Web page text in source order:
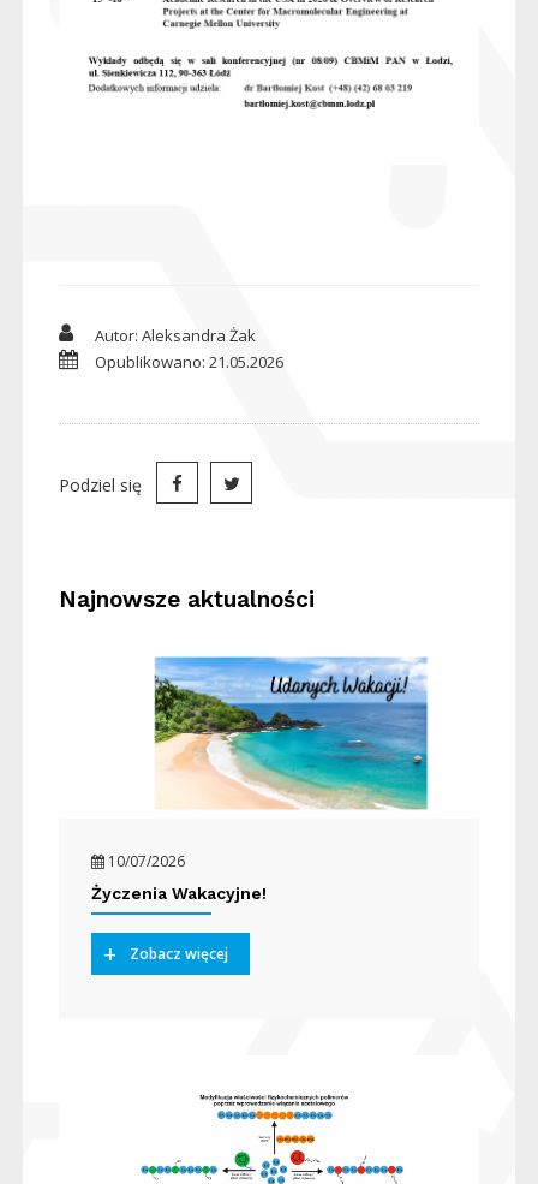
Autor: Aleksandra Żak
Opublikowano: 21.05.2026
Podziel się
Najnowsze aktualności
10/07/2026
Życzenia Wakacyjne!
Zobacz więcej